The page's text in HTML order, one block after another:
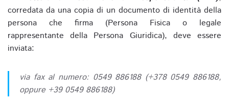
corredata da una copia di un documento di identità della
persona che firma (Persona Fisica o legale
rappresentante della Persona Giuridica), deve essere
inviata:
via fax al numero: 0549 886188 (+378 0549 886188,
oppure +39 0549 886188)